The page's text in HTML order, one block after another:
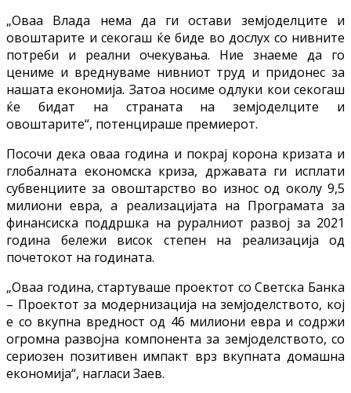
„Оваа Влада нема да ги остави земјоделците и
овоштарите и секогаш ќе биде во дослух со нивните
потреби и реални очекувања. Ние знаеме да го
цениме и вреднуваме нивниот труд и придонес за
нашата економија. Затоа носиме одлуки кои секогаш
ќе бидат на страната на земјоделците и
овоштарите“, потенцираше премиерот.
Посочи дека оваа година и покрај корона кризата и
глобалната економска криза, државата ги исплати
субвенциите за овоштарство во износ од околу 9,5
милиони евра, а реализацијата на Програмата за
финансиска поддршка на руралниот развој за 2021
година бележи висок степен на реализација од
почетокот на годината.
„Оваа година, стартуваше проектот со Светска Банка
– Проектот за модернизација на земјоделството, кој
е со вкупна вредност од 46 милиони евра и содржи
огромна развојна компонента за земјоделството, со
сериозен позитивен импакт врз вкупната домашна
економија“, нагласи Заев.